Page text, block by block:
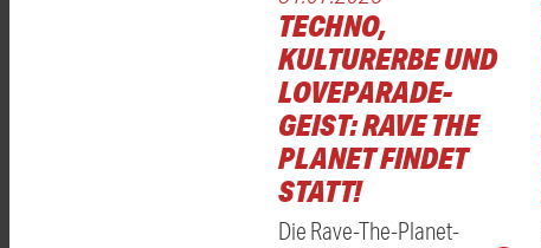
TECHNO,
KULTURERBE UND
LOVEPARADE-
GEIST: RAVE THE
PLANET FINDET
STATT!
Die Rave-The-Planet-